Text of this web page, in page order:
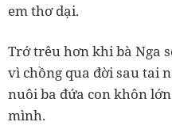
em thơ dại.
Trớ trêu hơn khi bà Nga
vì chồng qua đời sau tai
nuôi ba đứa con khôn
mình.